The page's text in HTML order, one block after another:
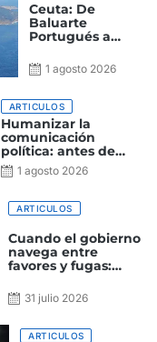
Ceuta: De
Baluarte
Portugués a
Autónoma
Española
1 agosto 2026
ARTICULOS
Humanizar la
comunicación
política: antes de
convencer, hay que
gustar
1 agosto 2026
ARTICULOS
Cuando el gobierno
navega entre
favores y fugas:
de escora
31 julio 2026
ARTICULOS